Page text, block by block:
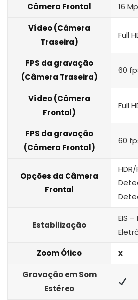
Câmera Frontal 16
Vídeo (Câmera
Traseira)
Full
FPS da gravação
(Câmera Traseira)
60
Vídeo (Câmera
Frontal)
Full
FPS da gravação
(Câmera Frontal)
60
Opções da Câmera
Frontal
Estabilização
EIS
Zoom Ótico x
Gravação em Som
Estéreo